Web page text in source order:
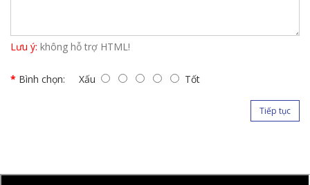
Lưu ý: không hỗ trợ HTML!
Bình chọn: Xấu Tốt
Tiếp tục